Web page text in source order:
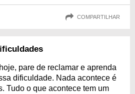
COMPARTILHAR
pare de reclamar e aprenda
dificuldade. Nada acontece é
Tudo o que acontece tem um